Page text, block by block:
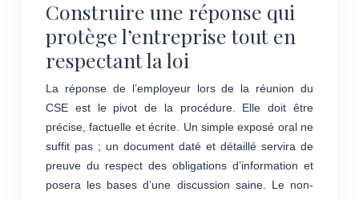
Construire une réponse qui
protège l’entreprise tout en
respectant la loi
La réponse de l’employeur lors de la réunion du
CSE est le pivot de la procédure. Elle doit être
précise, factuelle et écrite. Un simple exposé oral ne
suffit pas ; un document daté et détaillé servira de
preuve du respect des obligations d’information et
posera les bases d’une discussion saine. Le non-